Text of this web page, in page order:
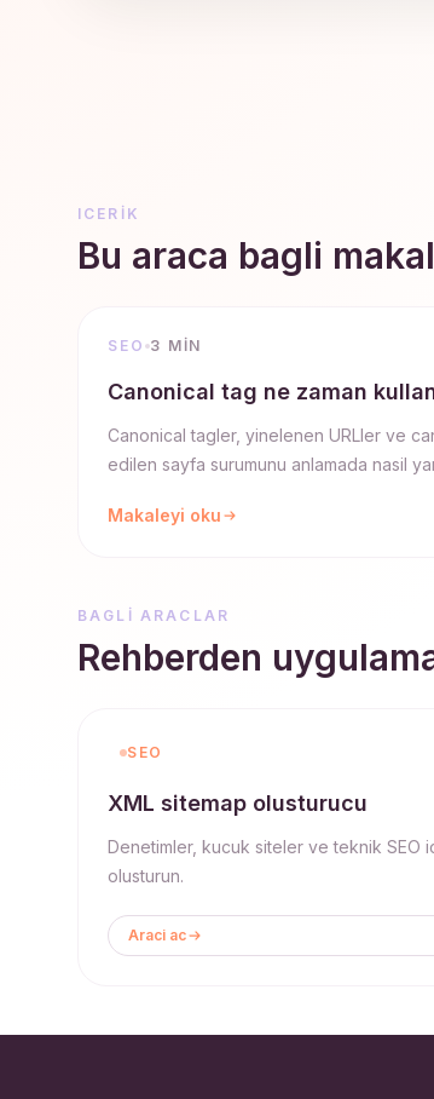
ICERIK
Bu araca bagli
SEO 3 MIN
Canonical tag ne zaman
Canonical tagler, yinelenen URLler ve
edilen sayfa surumunu anlamada nasil
Makaleyi oku
BAGLI ARACLAR
Rehberden
SEO
XML sitemap olusturucu
Denetimler, kucuk siteler ve teknik SEO
olusturun.
Araci ac